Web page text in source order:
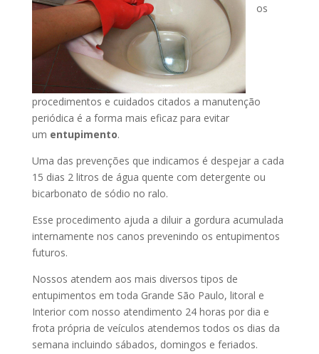
os
procedimentos e cuidados citados a manutenção
periódica é a forma mais eficaz para evitar
um entupimento.
Uma das prevenções que indicamos é despejar a cada
15 dias 2 litros de água quente com detergente ou
bicarbonato de sódio no ralo.
Esse procedimento ajuda a diluir a gordura acumulada
internamente nos canos prevenindo os entupimentos
futuros.
Nossos atendem aos mais diversos tipos de
entupimentos em toda Grande São Paulo, litoral e
Interior com nosso atendimento 24 horas por dia e
frota própria de veículos atendemos todos os dias da
semana incluindo sábados, domingos e feriados.